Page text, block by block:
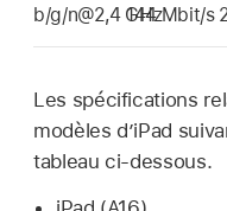
b/g/n@2,4 GHz144 Mbit/s
Les spécifications
modèles d’iPad
tableau ci-dessous.